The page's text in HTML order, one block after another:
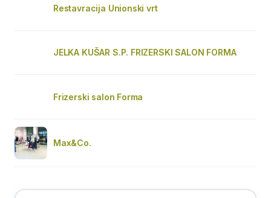
Restavracija Unionski vrt
JELKA KUŠAR S.P. FRIZERSKI SALON FORMA
Frizerski salon Forma
Max&Co.